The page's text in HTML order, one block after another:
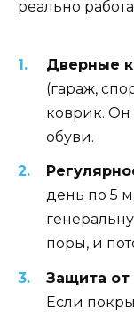
реально
Дверные
(гараж,
коврик. Он
обуви.
день по 5
поры, и
Защита
Если